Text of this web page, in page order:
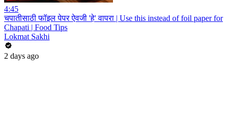
4:45
चपातीसाठी फॉइल पेपर ऐवजी 'हे' वापरा | Use this instead of foil paper for
Chapati | Food Tips
Lokmat Sakhi
2 days ago